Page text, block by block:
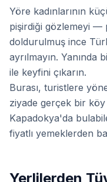
Yöre kadınlarının
pişirdiği gözlemeyi —
doldurulmuş ince
ayrılmayın.
ile keyfini çıkarın.
Burası, turistlere
ziyade gerçek bir
Kapadokya'da
fiyatlı yemeklerden
Yerlilerden